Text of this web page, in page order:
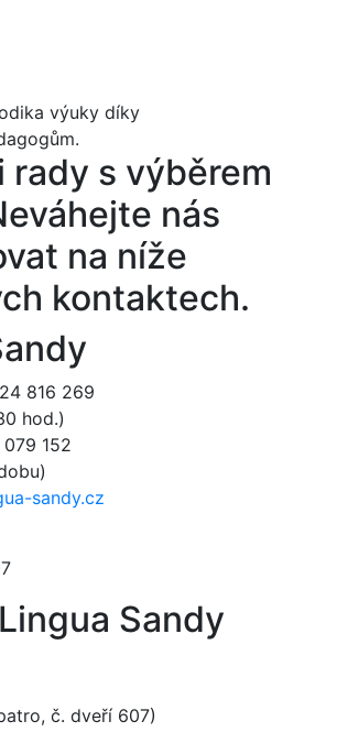
výuky díky
rady s výběrem
nás
na níže
kontaktech.
816 269
hod.)
152
sandy.cz
Sandy
č. dveří 607)